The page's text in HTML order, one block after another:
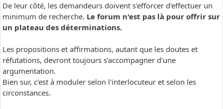
De leur côté, les demandeurs doivent s'efforcer d'effectuer un
minimum de recherche. Le forum n'est pas là pour offrir sur
un plateau des déterminations.
Les propositions et affirmations, autant que les doutes et
réfutations, devront toujours s'accompagner d'une
argumentation.
Bien sur, c'est à moduler selon l'interlocuteur et selon les
circonstances.